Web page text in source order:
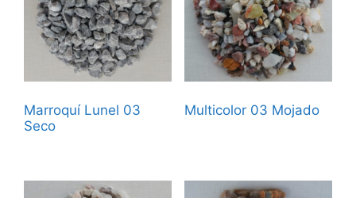
Marroquí Lunel 03
Seco
Multicolor 03 Mojado